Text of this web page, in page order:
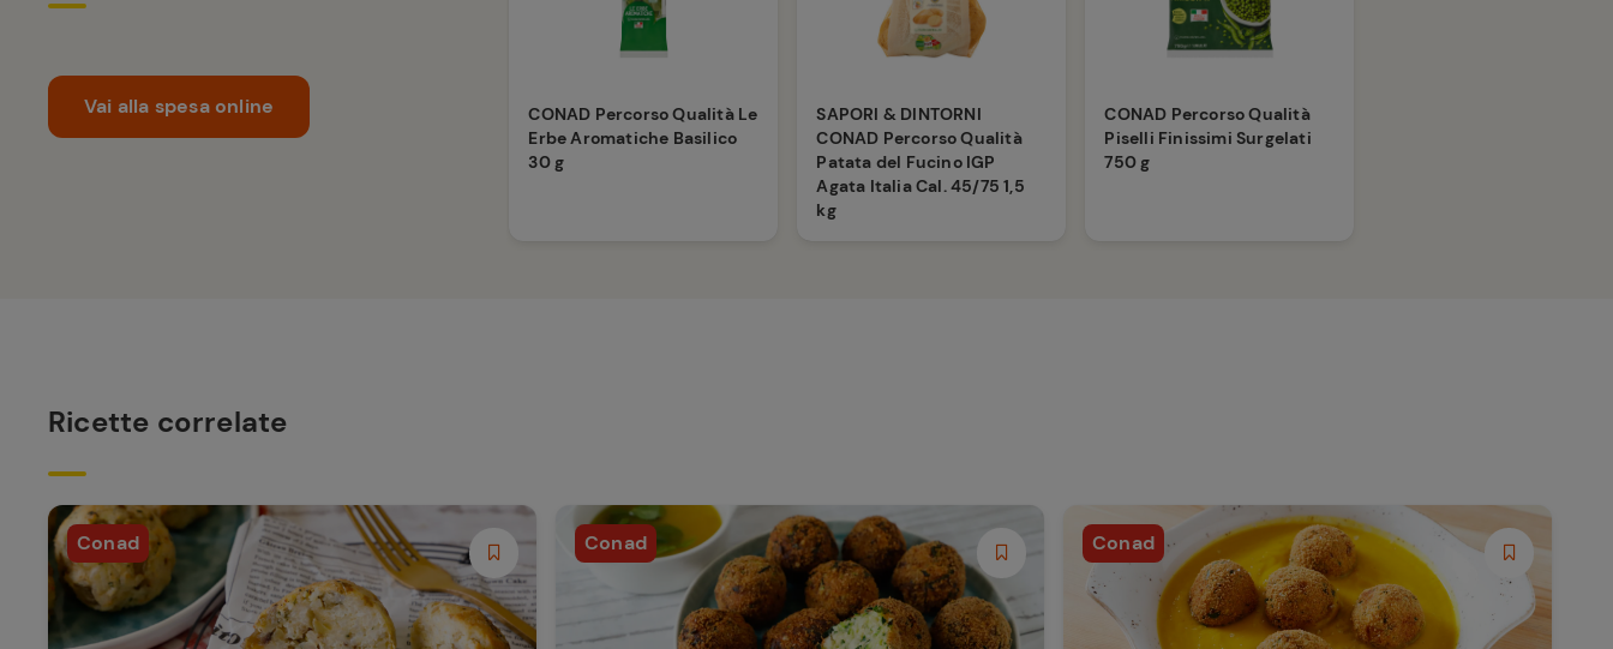
Vai alla spesa online
CONAD Percorso Qualità Le
Erbe Aromatiche Basilico
30 g
SAPORI & DINTORNI
CONAD Percorso Qualità
Patata del Fucino IGP
Agata Italia Cal. 45/75 1,5
kg
CONAD Percorso Qualità
Piselli Finissimi Surgelati
750 g
Ricette correlate
Conad Conad Conad